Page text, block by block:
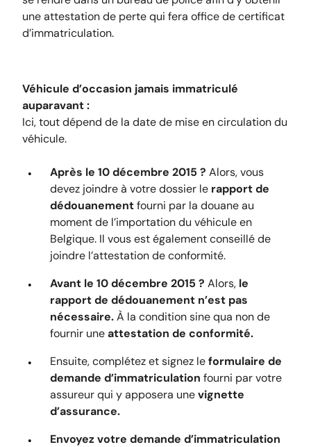
une attestation de perte qui fera office de certificat
d’immatriculation.
Véhicule d’occasion jamais immatriculé
auparavant :
Ici, tout dépend de la date de mise en circulation du
véhicule.
Après le 10 décembre 2015 ? Alors, vous
devez joindre à votre dossier le rapport de
dédouanementfourni par la douane au
moment de l’importation du véhicule en
Belgique. Il vous est également conseillé de
joindre l’attestation de conformité.
Avant le 10 décembre 2015 ? Alors, le
rapport de dédouanement n’est pas
nécessaire.À la condition sine qua non de
fournir uneattestation de conformité.
Ensuite, complétez et signez leformulaire de
demande d’immatriculation fourni par votre
assureur qui y apposera unevignette
d’assurance.
Envoyez votre demande d’immatriculation